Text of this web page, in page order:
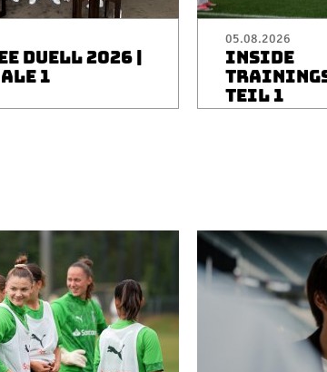
DUELL 2026 |
1
05.08.2026
INSIDE
TEIL 1